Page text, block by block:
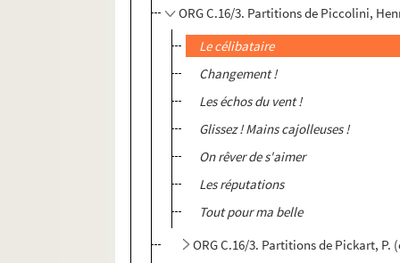
ORG C.16/3. Partitions de Piccolini,
Le célibataire
Changement !
Les échos du vent !
Glissez ! Mains cajolleuses !
On rêver de s'aimer
Les réputations
Tout pour ma belle
ORG C.16/3. Partitions de Pickart, P.